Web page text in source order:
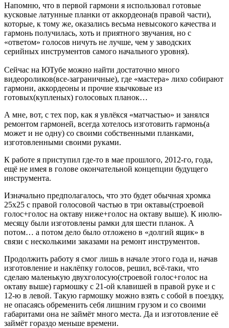
Напомню, что в первой гармони я использовал готовые
кусковые латунные планки от аккордеона(в правой части),
которые, к тому же, оказались весьма невысокого качества и
гармонь получилась, хоть и приятного звучания, но с
«ответом» голосов ничуть не лучше, чем у заводских
серийных инструментов самого начального уровня).
Сейчас на ЮТубе можно найти достаточно много
видеороликов(все-заграничные), где «мастера» лихо собирают
гармони, аккордеоны и прочие язычковые из
готовых(купленых) голосовых планок…
А мне, вот, с тех пор, как я увлёкся «матчастью» и занялся
ремонтом гармоней, всегда хотелось изготовить гармонь(а
может и не одну) со своими собственными планками,
изготовленными своими руками.
К работе я приступил где-то в мае прошлого, 2012-го, года,
ещё не имея в голове окончательной концепции будущего
инструмента.
Изначально предполагалось, что это будет обычная хромка
25х25 с правой голосовой частью в три октавы(строевой
голос+голос на октаву ниже+голос на октаву выше). К июлю-
месяцу были изготовлены рамки для шести планок. А
потом… а потом дело было отложено в «долгий ящик» в
связи с несколькими заказами на ремонт инструментов.
Продолжить работу я смог лишь в начале этого года и, начав
изготовление и наклёпку голосов, решил, всё-таки, что
сделаю маленькую двухголосую(строевой голос+голос на
октаву выше) гармошку с 21-ой клавишей в правой руке и с
12-ю в левой. Такую гармошку можно взять с собой в поездку,
не опасаясь обременить себя лишним грузом и со своими
габаритами она не займёт много места. Да и изготовление её
займёт гораздо меньше времени.